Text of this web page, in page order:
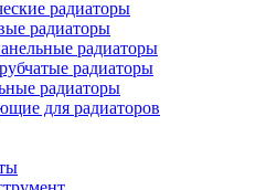
радиаторы
радиаторы
радиаторы
радиаторы
радиаторы
для радиаторов